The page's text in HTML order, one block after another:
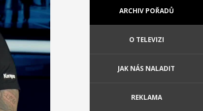
ARCHIV POŘADŮ
O TELEVIZI
JAK NÁS NALADIT
REKLAMA